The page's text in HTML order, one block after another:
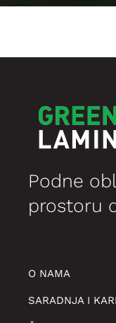
Podne
prostoru
O NAMA
SARADNJA I